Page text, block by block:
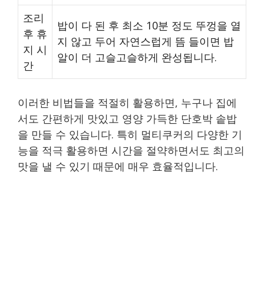
조리
후 휴
지 시
간
밥이 다 된 후 최소 10분 정도 뚜껑을 열
지 않고 두어 자연스럽게 뜸 들이면 밥
알이 더 고슬고슬하게 완성됩니다.
이러한 비법들을 적절히 활용하면, 누구나 집에
서도 간편하게 맛있고 영양 가득한 단호박 솥밥
을 만들 수 있습니다. 특히 멀티쿠커의 다양한 기
능을 적극 활용하면 시간을 절약하면서도 최고의
맛을 낼 수 있기 때문에 매우 효율적입니다.